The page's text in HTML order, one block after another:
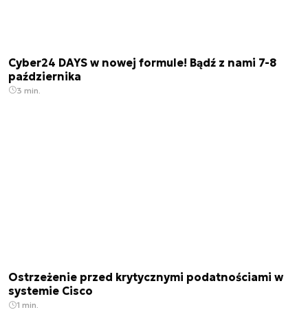
Cyber24 DAYS w nowej formule! Bądź z nami 7-8
października
3 min.
Ostrzeżenie przed krytycznymi podatnościami w
systemie Cisco
1 min.